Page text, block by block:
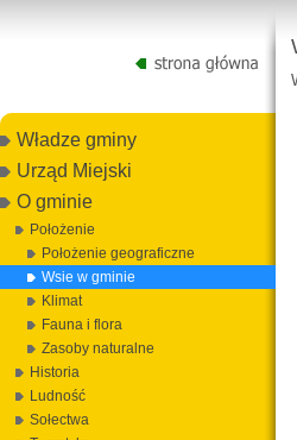
Władze gminy
Urząd Miejski
O gminie
Położenie
Położenie geograficzne
Wsie w gminie
Klimat
Fauna i flora
Zasoby naturalne
Historia
Ludność
Sołectwa